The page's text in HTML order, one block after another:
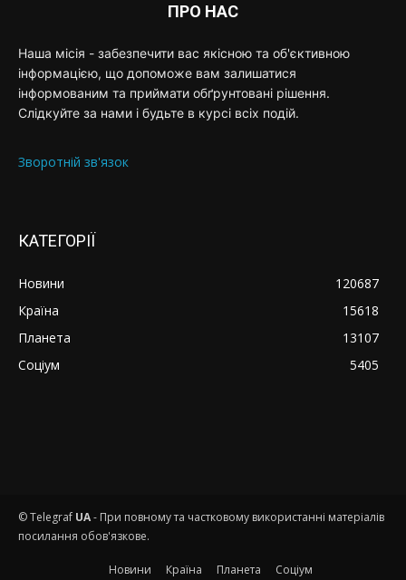
ПРО НАС
Наша місія - забезпечити вас якісною та об'єктивною
інформацією, що допоможе вам залишатися
інформованим та приймати обґрунтовані рішення.
Слідкуйте за нами і будьте в курсі всіх подій.
Зворотній зв'язок
КАТЕГОРІЇ
Новини
120687
Країна
15618
Планета
13107
Соціум
5405
© Telegraf UA- При повному та частковому використанні матеріалів
посилання обов'язкове.
Новини Країна Планета Соціум